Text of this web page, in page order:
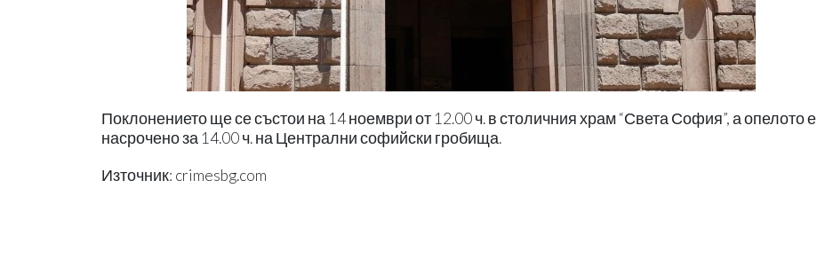
Поклонението ще се състои на 14 ноември от 12.00 ч. в столичния храм “Света София”, а опелото е
насрочено за 14.00 ч. на Централни софийски гробища.
Източник: crimesbg.com